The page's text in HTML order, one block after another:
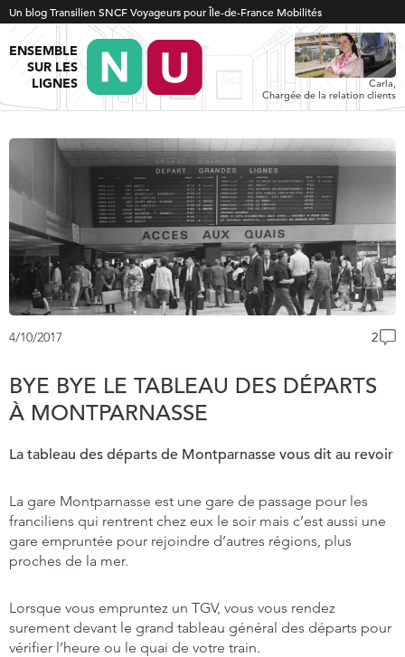
Un blog Transilien SNCF Voyageurs pour Île-de-France Mobilités
ENSEMBLE
SUR LES
LIGNES
Carla,
Chargée de la relation clients
4/10/2017 2
BYE BYE LE TABLEAU DES DÉPARTS
À MONTPARNASSE
La tableau des départs de Montparnasse vous dit au revoir
La gare Montparnasse est une gare de passage pour les
franciliens qui rentrent chez eux le soir mais c’est aussi une
gare empruntée pour rejoindre d’autres régions, plus
proches de la mer.
Lorsque vous empruntez un TGV, vous vous rendez
surement devant le grand tableau général des départs pour
vérifier l’heure ou le quai de votre train.